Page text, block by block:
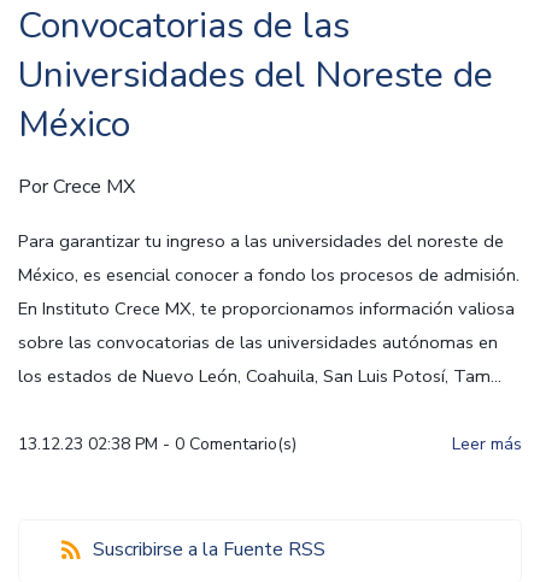
Convocatorias de las
Universidades del Noreste de
México
PorCrece MX
Para garantizar tu ingreso a las universidades del noreste de
México, es esencial conocer a fondo los procesos de admisión.
En Instituto Crece MX, te proporcionamos información valiosa
sobre las convocatorias de las universidades autónomas en
los estados de Nuevo León, Coahuila, San Luis Potosí, Tam...
13.12.23 02:38 PM - 0 Comentario(s) Leer más
Suscribirse a la Fuente RSS